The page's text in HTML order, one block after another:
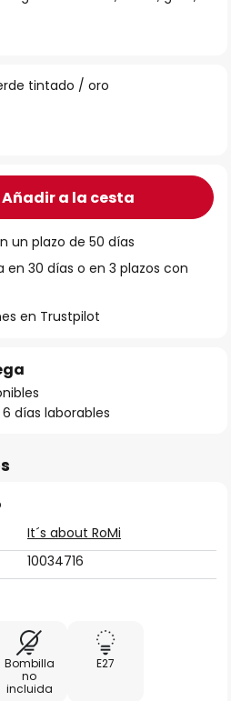
tintado / oro
Añadir a la cesta
un plazo de 50 días
30 días o en 3 plazos con
en Trustpilot
días laborables
It´s about RoMi
10034716
Bombilla
no
incluida
E27